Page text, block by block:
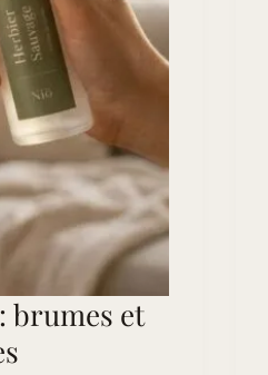
brumes et